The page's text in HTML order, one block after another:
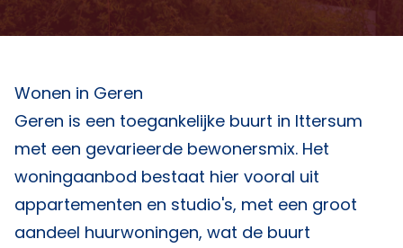
Wonen in Geren
Geren is een toegankelijke buurt in Ittersum
met een gevarieerde bewonersmix. Het
woningaanbod bestaat hier vooral uit
appartementen en studio's, met een groot
aandeel huurwoningen, wat de buurt